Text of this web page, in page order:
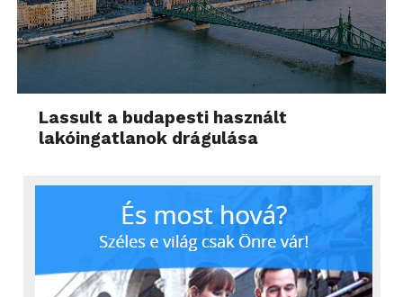
Lassult a budapesti használt
lakóingatlanok drágulása